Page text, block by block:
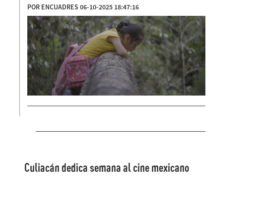
POR ENCUADRES 06-10-2025 18:47:16
Culiacán dedica semana al cine mexicano